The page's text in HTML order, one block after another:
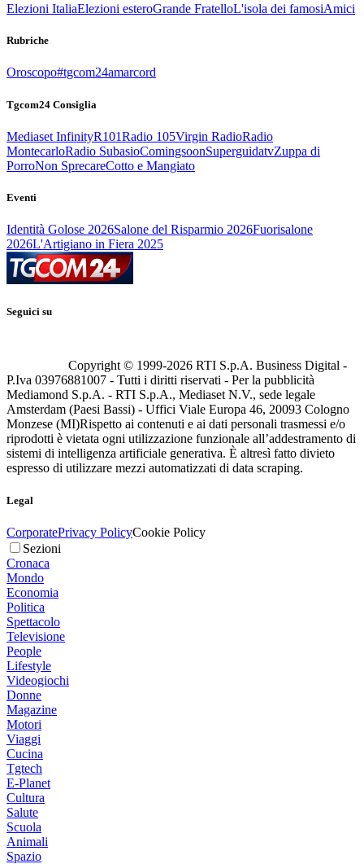
Elezioni ItaliaElezioni esteroGrande FratelloL'isola dei famosiAmici
Rubriche
Oroscopo#tgcom24amarcord
Tgcom24 Consiglia
Mediaset InfinityR101Radio 105Virgin RadioRadio
MontecarloRadio SubasioComingsoonSuperguidatvZuppa di
PorroNon SprecareCotto e Mangiato
Eventi
Identità Golose 2026Salone del Risparmio 2026Fuorisalone
2026L'Artigiano in Fiera 2025
Seguici su
Copyright © 1999-2026 RTI S.p.A. Business Digital -
P.Iva 03976881007 - Tutti i diritti riservati - Per la pubblicità
Mediamond S.p.A. - RTI S.p.A., Mediaset N.V., sede legale
Amsterdam (Paesi Bassi) - Uffici Viale Europa 46, 20093 Cologno
Monzese (MI)Rispetto ai contenuti e ai dati personali trasmessi e/o
riprodotti è vietata ogni utilizzazione funzionale all’addestramento di
sistemi di intelligenza artificiale generativa. È altresì fatto divieto
espresso di utilizzare mezzi automatizzati di data scraping.
Legal
CorporatePrivacy PolicyCookie Policy
Sezioni
Cronaca
Mondo
Economia
Politica
Spettacolo
Televisione
People
Lifestyle
Videogiochi
Donne
Magazine
Motori
Viaggi
Cucina
Tgtech
E-Planet
Cultura
Salute
Scuola
Animali
Spazio